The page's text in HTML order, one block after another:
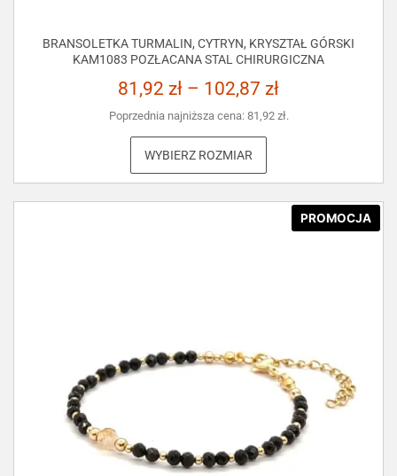
BRANSOLETKA TURMALIN, CYTRYN, KRYSZTAŁ GÓRSKI
KAM1083 POZŁACANA STAL CHIRURGICZNA
81,92 zł – 102,87 zł
Poprzednia najniższa cena: 81,92 zł.
WYBIERZ ROZMIAR
PROMOCJA